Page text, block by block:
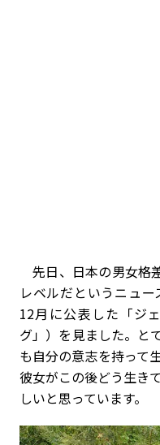
先日、日本の男女格
レベルだというニュ
12月に公表した「ジ
グ」）を見ました。と
も自分の意志を持って
彼女がこの後どう生き
しいと思っています。